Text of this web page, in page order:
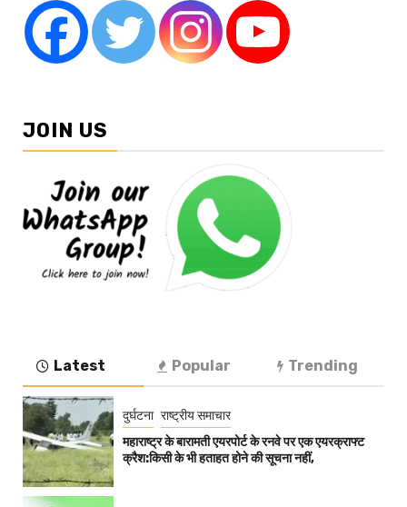
JOIN US
Latest Popular Trending
दुर्घटना राष्ट्रीय समाचार
महाराष्ट्र के बारामती एयरपोर्ट के रनवे पर एक एयरक्राफ्ट
क्रैश:किसी के भी हताहत होने की सूचना नहीं,